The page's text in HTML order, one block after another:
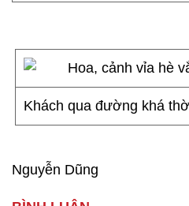
Khách qua đường khá
Nguyễn Dũng